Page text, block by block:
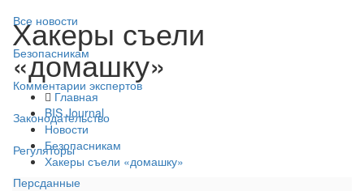
Все новости
Безопасникам
Комментарии экспертов
Законодательство
Регуляторы
Персданные
Хакеры съели
«домашку»
Главная
BIS Journal
Новости
Безопасникам
Хакеры съели «домашку»